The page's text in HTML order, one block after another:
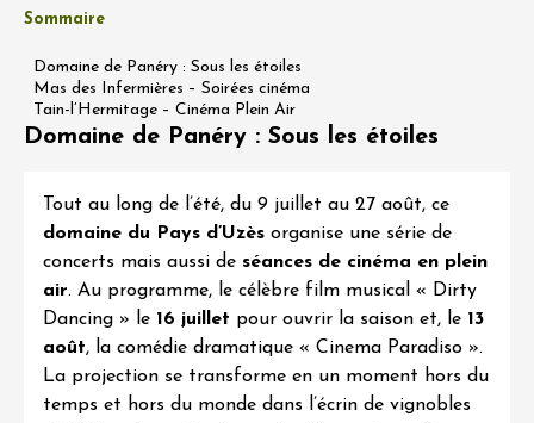
Sommaire
Domaine de Panéry : Sous les étoiles
Mas des Infermières – Soirées cinéma
Tain-l’Hermitage – Cinéma Plein Air
Domaine de Panéry : Sous les étoiles
Tout au long de l’été, du 9 juillet au 27 août, ce
domaine du Pays d’Uzès organise une série de
concerts mais aussi de séances de cinéma en plein
air. Au programme, le célèbre film musical « Dirty
Dancing » le 16 juillet pour ouvrir la saison et, le 13
août, la comédie dramatique « Cinema Paradiso ».
La projection se transforme en un moment hors du
temps et hors du monde dans l’écrin de vignobles